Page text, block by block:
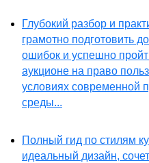
Глубокий разбор и
грамотно подготовить
ошибок и успешно
аукционе на право
условиях современной
среды...
Полный гид по стилям
идеальный дизайн,